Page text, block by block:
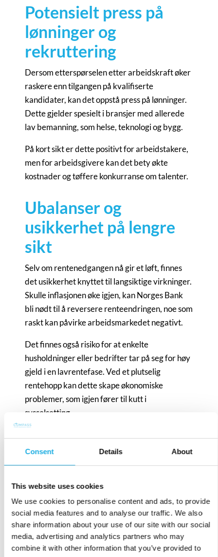
Consent Details About
This website uses cookies
We use cookies to personalise content and ads, to provide
social media features and to analyse our traffic. We also
share information about your use of our site with our social
media, advertising and analytics partners who may
combine it with other information that you’ve provided to
Potensielt press på
lønninger og
rekruttering
Dersom etterspørselen etter arbeidskraft øker
raskere enn tilgangen på kvalifiserte
kandidater, kan det oppstå press på lønninger.
Dette gjelder spesielt i bransjer med allerede
lav bemanning, som helse, teknologi og bygg.
På kort sikt er dette positivt for arbeidstakere,
men for arbeidsgivere kan det bety økte
kostnader og tøffere konkurranse om talenter.
Ubalanser og
usikkerhet på lengre
sikt
Selv om rentenedgangen nå gir et løft, finnes
det usikkerhet knyttet til langsiktige virkninger.
Skulle inflasjonen øke igjen, kan Norges Bank
bli nødt til å reversere renteendringen, noe som
raskt kan påvirke arbeidsmarkedet negativt.
Det finnes også risiko for at enkelte
husholdninger eller bedrifter tar på seg for høy
gjeld i en lavrentefase. Ved et plutselig
rentehopp kan dette skape økonomiske
problemer, som igjen fører til kutt i
sysselsetting.
Positive impulser med
mulig bismak
Rentenedgangen i Norge i 2025 gir
arbeidsmarkedet et tydelig løft. Bedre tilgang
på kapital, høyere forbruk og mer optimisme
legger til rette for jobbskaping og lavere
ledighet. Men som alltid i økonomien må man
veie kortsiktige fordeler mot langsiktig